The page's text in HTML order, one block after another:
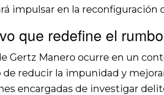
impulsar en la reconfiguración
que redefine el rumbo
Gertz Manero ocurre en un
de reducir la impunidad y
encargadas de investigar